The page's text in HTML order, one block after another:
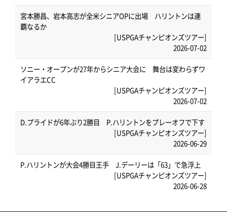
宮本勝昌、岩本高志が全米シニアOPに出場 ハリントンは連
覇なるか
[USPGAチャンピオンズツアー]
2026-07-02
ソニー・オープンが27年からシニア大会に 舞台は変わらずワ
イアラエCC
[USPGAチャンピオンズツアー]
2026-07-02
D.プライドが6年ぶり2勝目 P.ハリントンをプレーオフで下す
[USPGAチャンピオンズツアー]
2026-06-29
P.ハリントンが大会4勝目王手 J.デーリーは「63」で急浮上
[USPGAチャンピオンズツアー]
2026-06-28